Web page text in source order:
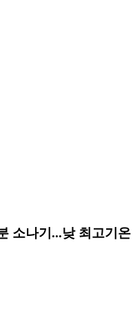
소나기...낮 최고기